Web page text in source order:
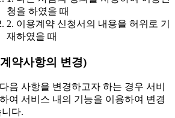
청을 하였을 때
2. 이용계약 신청서의 내용을 허위로 기
재하였을 때
약사항의 변경)
음 사항을 변경하고자 하는 경우 서비
여 서비스 내의 기능을 이용하여 변경
다.